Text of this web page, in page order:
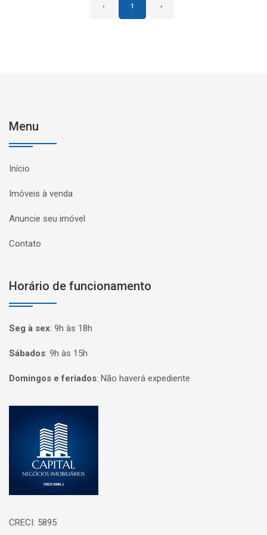
‹ 1 ›
Menu
Início
Imóveis à venda
Anuncie seu imóvel
Contato
Horário de funcionamento
Seg à sex: 9h às 18h
Sábados: 9h às 15h
Domingos e feriados: Não haverá expediente
CRECI: 5895